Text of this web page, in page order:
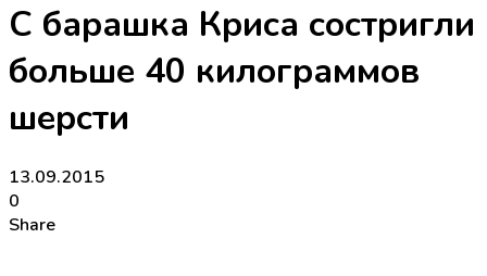
С барашка Криса состригли
больше 40 килограммов
шерсти
13.09.2015
0
Share